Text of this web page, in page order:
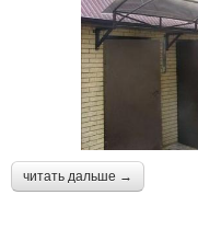
читать дальше →